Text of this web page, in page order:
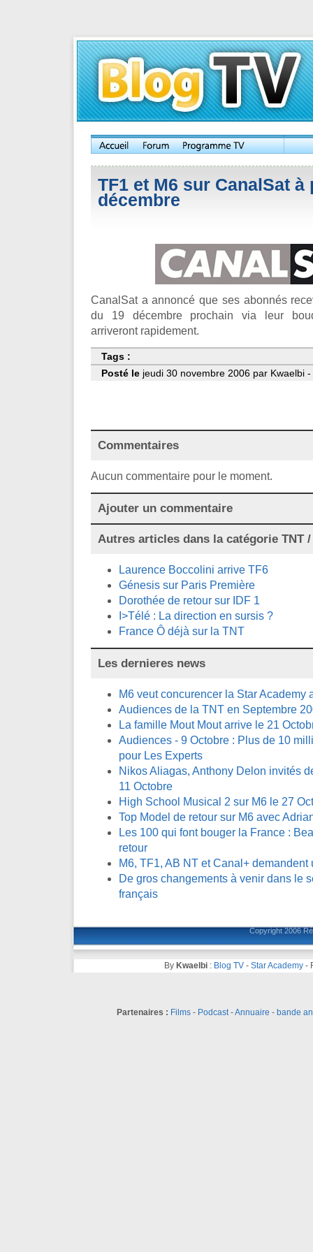
TF1 et M6 sur CanalSat à
décembre
CanalSat a annoncé que ses abonnés
du 19 décembre prochain via leur
arriveront rapidement.
Tags :
Posté le jeudi 30 novembre 2006 par Kwaelbi
Commentaires
Aucun commentaire pour le moment.
Ajouter un commentaire
Autres articles dans la catégorie TNT
Laurence Boccolini arrive TF6
Génesis sur Paris Première
Dorothée de retour sur IDF 1
I>Télé : La direction en sursis ?
France Ô déjà sur la TNT
Les dernieres news
M6 veut concurencer la Star Academy
Audiences de la TNT en Septembre
La famille Mout Mout arrive le 21
Audiences - 9 Octobre : Plus de 10
pour Les Experts
Nikos Aliagas, Anthony Delon invités
11 Octobre
High School Musical 2 sur M6 le 27
Top Model de retour sur M6 avec
Les 100 qui font bouger la France :
retour
M6, TF1, AB NT et Canal+
De gros changements à venir dans le
français
Copyright 2006
By Kwaelbi: Blog TV- Star Academy-
Partenaires : Films- Podcast-Annuaire - bande